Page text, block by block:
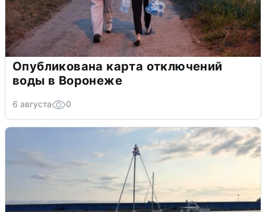
Опубликована карта отключений
воды в Воронеже
6 августа 0